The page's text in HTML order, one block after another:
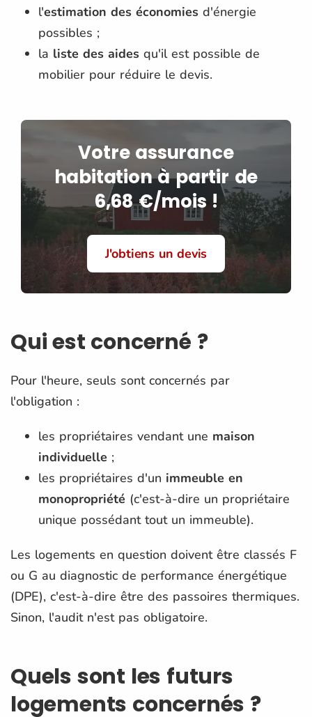
l'estimation des économies d'énergie
possibles ;
la liste des aides qu'il est possible de
mobilier pour réduire le devis.
Votre assurance
habitation à partir de
6,68 €/mois !
J'obtiens un devis
Qui est concerné ?
Pour l'heure, seuls sont concernés par
l'obligation :
les propriétaires vendant une maison
individuelle ;
les propriétaires d'un immeuble en
monopropriété (c'est-à-dire un propriétaire
unique possédant tout un immeuble).
Les logements en question doivent être classés F
ou G au diagnostic de performance énergétique
(DPE), c'est-à-dire être des passoires thermiques.
Sinon, l'audit n'est pas obligatoire.
Quels sont les futurs
logements concernés ?